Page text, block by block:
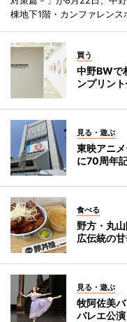
棟地下1階・カンファレンス
買う
中野BWで
ンプリン
見る・遊ぶ
東映アニ
に70周年
食べる
野方・丸
広伝統の
見る・遊ぶ
牧阿佐美
バレエ公演